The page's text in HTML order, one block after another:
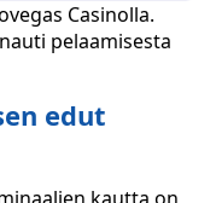
Casinolla.
pelaamisesta
edut